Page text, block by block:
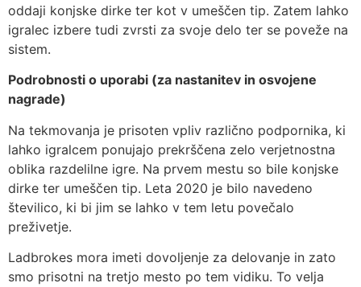
oddaji konjske dirke ter kot v umeščen tip. Zatem lahko
igralec izbere tudi zvrsti za svoje delo ter se poveže na
sistem.
Podrobnosti o uporabi (za nastanitev in osvojene
nagrade)
Na tekmovanja je prisoten vpliv različno podpornika, ki
lahko igralcem ponujajo prekrščena zelo verjetnostna
oblika razdelilne igre. Na prvem mestu so bile konjske
dirke ter umeščen tip. Leta 2020 je bilo navedeno
številico, ki bi jim se lahko v tem letu povečalo
preživetje.
Ladbrokes mora imeti dovoljenje za delovanje in zato
smo prisotni na tretjo mesto po tem vidiku. To velja